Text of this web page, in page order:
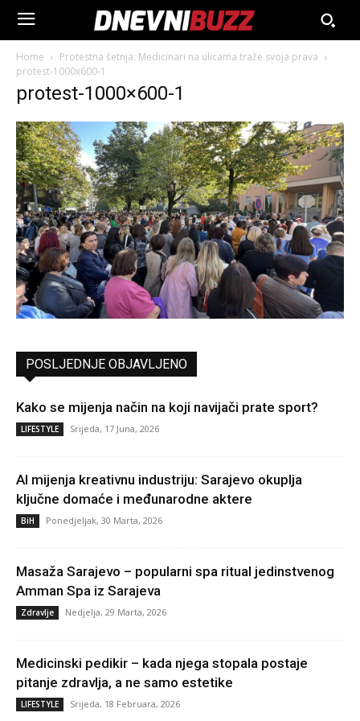
Home
Protestna šetnja: Medicinari na ulicama traže svoja prava
protest-1000x600-1
protest-1000×600-1
POSLJEDNJE OBJAVLJENO
Kako se mijenja način na koji navijači prate sport?
LIFESTYLE Srijeda, 17 Juna, 2026
AI mijenja kreativnu industriju: Sarajevo okuplja
ključne domaće i međunarodne aktere
BiH Ponedjeljak, 30 Marta, 2026
Masaža Sarajevo – popularni spa ritual jedinstvenog
Amman Spa iz Sarajeva
Zdravlje Nedjelja, 29 Marta, 2026
Medicinski pedikir – kada njega stopala postaje
pitanje zdravlja, a ne samo estetike
LIFESTYLE Srijeda, 18 Februara, 2026